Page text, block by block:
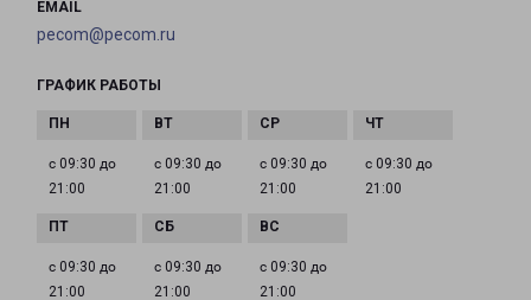
EMAIL
pecom@pecom.ru
ГРАФИК РАБОТЫ
с 09:30 до
21:00
с 09:30 до
21:00
с 09:30 до
21:00
с 09:30 до
21:00
с 09:30 до
21:00
с 09:30 до
21:00
с 09:30 до
21:00